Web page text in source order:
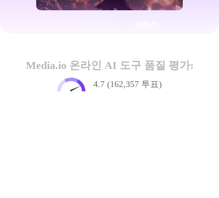
Media.io 온라인 AI 도구 품질 평가:
4.7 (162,357 투표)